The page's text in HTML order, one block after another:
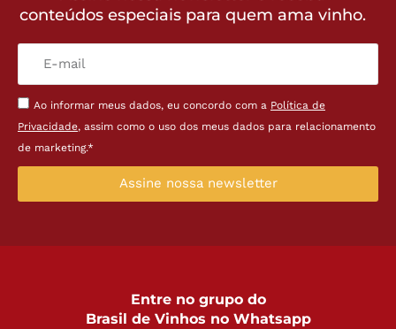
conteúdos especiais para quem ama vinho.
Ao informar meus dados, eu concordo com a Política de
Privacidade, assim como o uso dos meus dados para relacionamento
de marketing.*
Assine nossa newsletter
Entre no grupo do
Brasil de Vinhos no Whatsapp